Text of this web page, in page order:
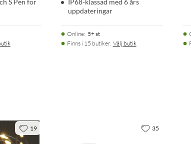
5G. När du behöver fylla på kan du ladda via USB-C
trygghet vid regn och vattenstänk. Konstruktionen
S Pen för
IP68-klassad med 6 års
uppdateringar
Online: 5+ st
Finns i 15 butiker. Välj butik
19 35